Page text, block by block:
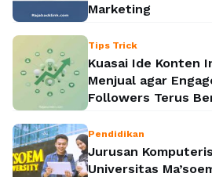
Marketing
Tips Trick
Kuasai Ide Konten
Menjual agar
Followers Terus
Pendidikan
Jurusan
Universitas